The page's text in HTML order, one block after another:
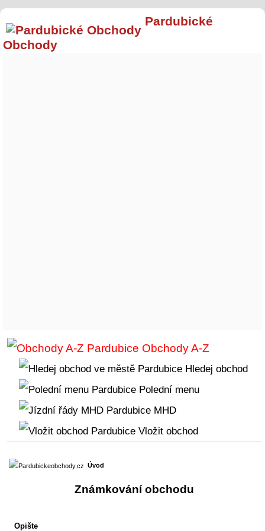
Pardubické
Obchody
Obchody A-Z
Hledej obchod
Polední menu
MHD
Vložit obchod
Úvod
Známkování obchodu
Opište